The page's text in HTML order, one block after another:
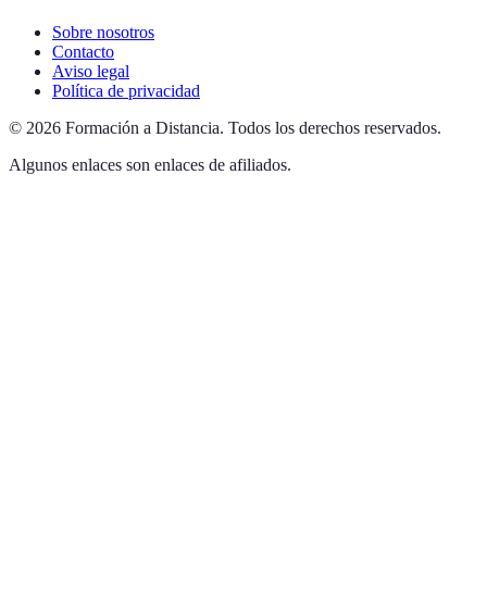
Sobre nosotros
Contacto
Aviso legal
Política de privacidad
© 2026 Formación a Distancia. Todos los derechos reservados.
Algunos enlaces son enlaces de afiliados.